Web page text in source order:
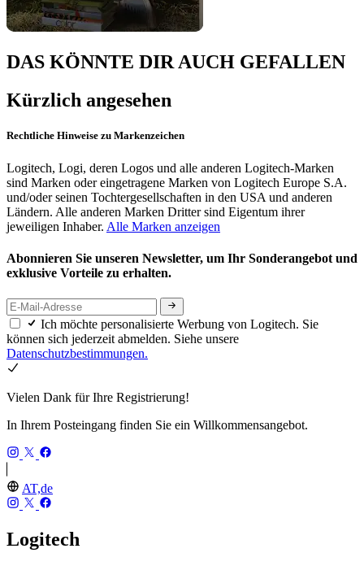
DAS KÖNNTE DIR AUCH GEFALLEN
Kürzlich angesehen
Rechtliche Hinweise zu Markenzeichen
Logitech, Logi, deren Logos und alle anderen Logitech-Marken
sind Marken oder eingetragene Marken von Logitech Europe S.A.
und/oder seinen Tochtergesellschaften in den USA und anderen
Ländern. Alle anderen Marken Dritter sind Eigentum ihrer
jeweiligen Inhaber. Alle Marken anzeigen
Abonnieren Sie unseren Newsletter, um Ihr Sonderangebot und
exklusive Vorteile zu erhalten.
Ich möchte personalisierte Werbung von Logitech. Sie
können sich jederzeit abmelden. Siehe unsere
Datenschutzbestimmungen.
Vielen Dank für Ihre Registrierung!
In Ihrem Posteingang finden Sie ein Willkommensangebot.
AT,de
Logitech